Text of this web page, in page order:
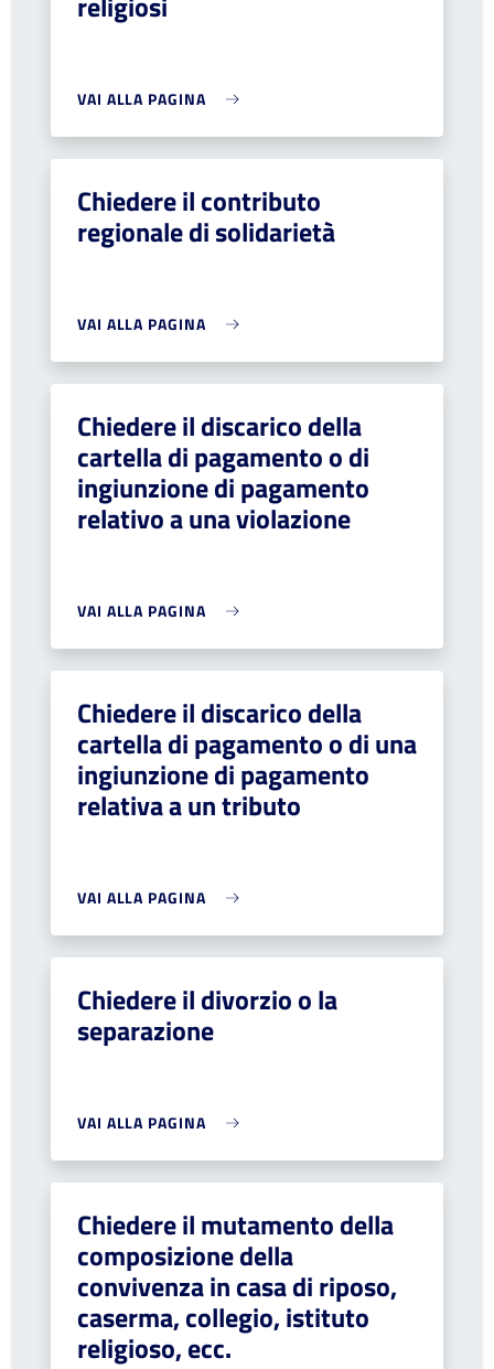
VAI ALLA PAGINA
Chiedere il contributo
regionale di solidarietà
VAI ALLA PAGINA
Chiedere il discarico della
cartella di pagamento o di
ingiunzione di pagamento
relativo a una violazione
VAI ALLA PAGINA
Chiedere il discarico della
cartella di pagamento o di una
ingiunzione di pagamento
relativa a un tributo
VAI ALLA PAGINA
Chiedere il divorzio o la
separazione
VAI ALLA PAGINA
Chiedere il mutamento della
composizione della
convivenza in casa di riposo,
caserma, collegio, istituto
religioso, ecc.